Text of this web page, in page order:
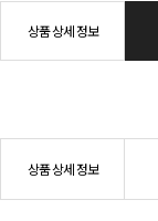
상품 상세 정보
상품 상세 정보